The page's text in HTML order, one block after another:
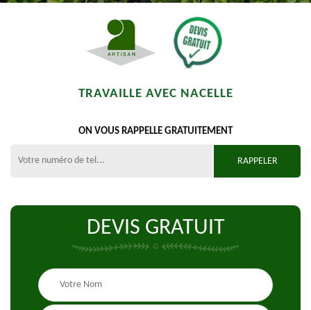
TRAVAILLE AVEC NACELLE
ON VOUS RAPPELLE GRATUITEMENT
DEVIS GRATUIT